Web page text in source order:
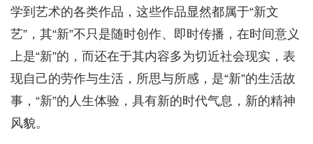
学到艺术的各类作品，这些作品显然都属于“新文
艺”，其“新”不只是随时创作、即时传播，在时间意义
上是“新”的，而还在于其内容多为切近社会现实，表
现自己的劳作与生活，所思与所感，是“新”的生活故
事，“新”的人生体验，具有新的时代气息，新的精神
风貌。